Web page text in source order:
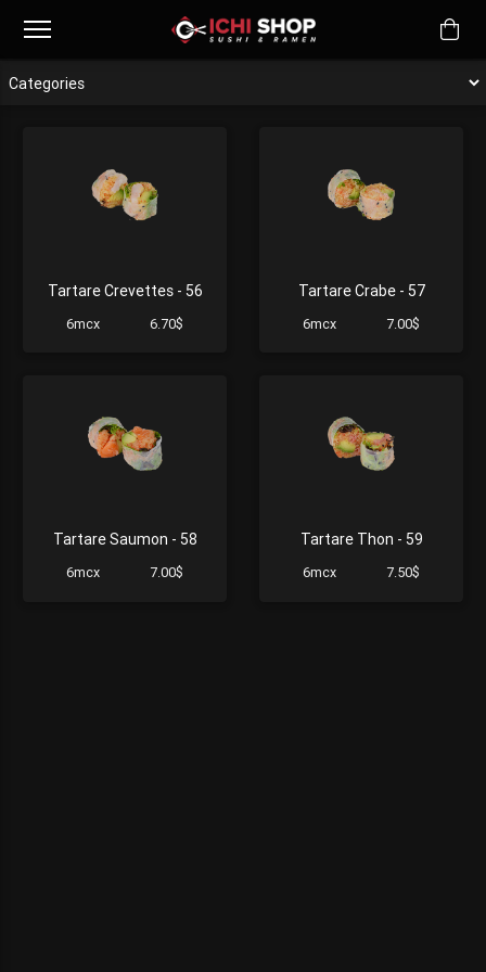
Tartare Crevettes - 56
6mcx 6.70$
Tartare Crabe - 57
6mcx 7.00$
Tartare Saumon - 58
6mcx 7.00$
Tartare Thon - 59
6mcx 7.50$